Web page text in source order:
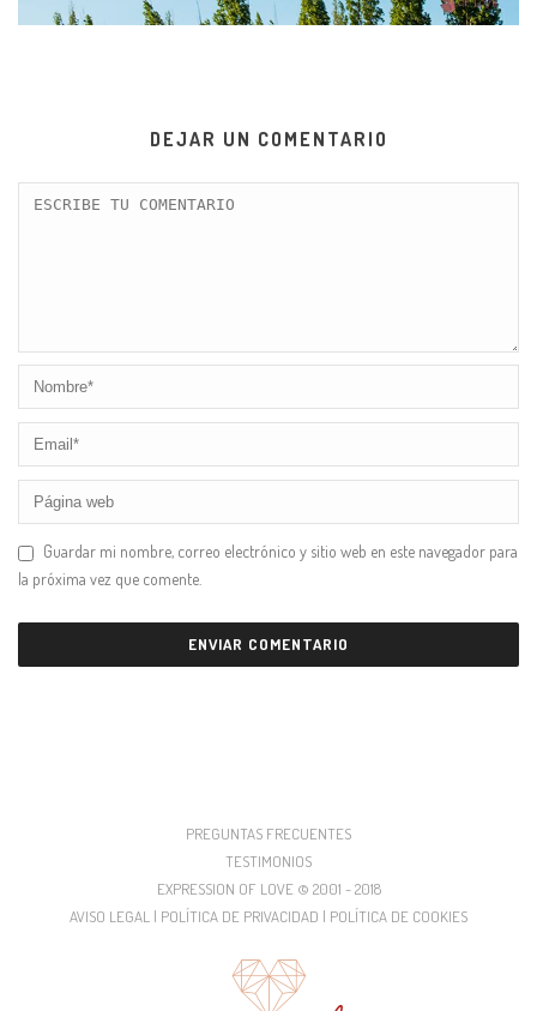
DEJAR UN COMENTARIO
Guardar mi nombre, correo electrónico y sitio web en este navegador para
la próxima vez que comente.
PREGUNTAS FRECUENTES
TESTIMONIOS
EXPRESSION OF LOVE © 2001 - 2018
AVISO LEGAL | POLÍTICA DE PRIVACIDAD | POLÍTICA DE COOKIES